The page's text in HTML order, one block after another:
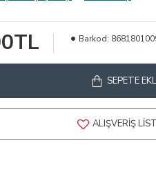
Barkod:
SEPETE
ALIŞVERIŞ